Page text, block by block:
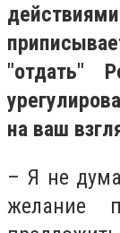
"отдать"
на ваш
– Я не
желание